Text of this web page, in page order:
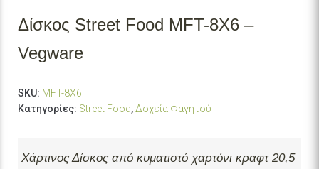
Δίσκος Street Food MFT-8X6 –
Vegware
SKU: MFT-8X6
Κατηγορίες: Street Food, Δοχεία Φαγητού
Χάρτινος Δίσκος από κυματιστό χαρτόνι κραφτ 20,5